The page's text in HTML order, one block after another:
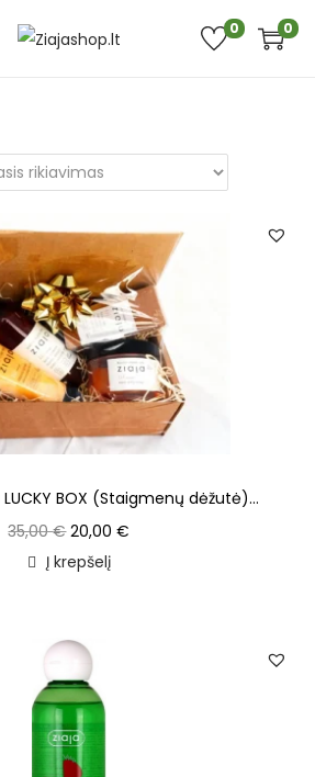
0 0
LUCKY BOX (Staigmenų dėžutė)...
35,00€ 20,00€
Į krepšelį